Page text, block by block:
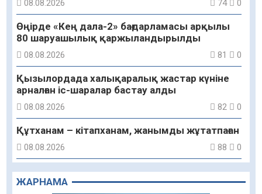
08.08.2026 74 0
Өңірде «Кең дала-2» бағдарламасы арқылы
80 шаруашылық қаржыландырылды
08.08.2026 81 0
Қызылордада халықаралық жастар күніне
арналған іс-шаралар бастау алды
08.08.2026 82 0
Құтханам – кітапханам, жанымды жұтатпаған
08.08.2026 88 0
Құрылыс қарқыны – қала дамуының айғағы
08.08.2026
ЖАРНАМА